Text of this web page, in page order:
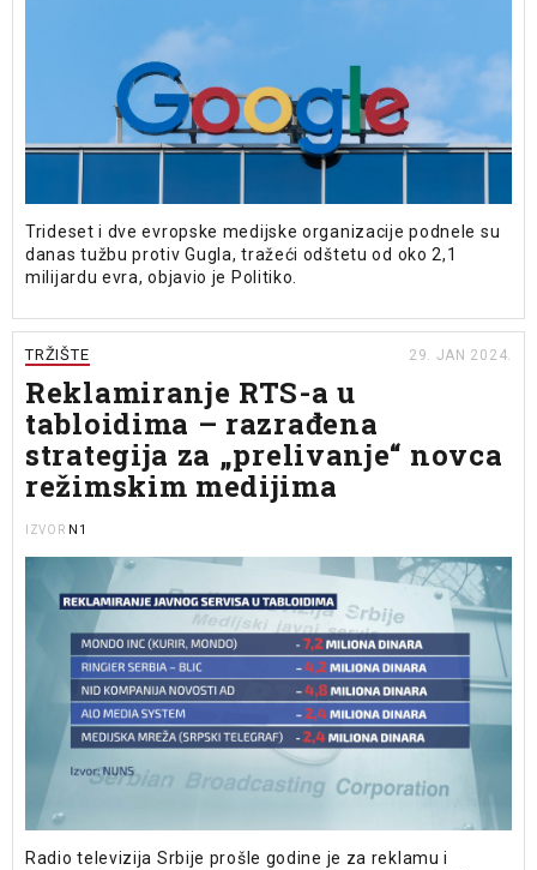
Trideset i dve evropske medijske organizacije podnele su
danas tužbu protiv Gugla, tražeći odštetu od oko 2,1
milijardu evra, objavio je Politiko.
TRŽIŠTE 29. JAN 2024.
Reklamiranje RTS-a u
tabloidima – razrađena
strategija za „prelivanje“ novca
režimskim medijima
IZVOR N1
Radio televizija Srbije prošle godine je za reklamu i